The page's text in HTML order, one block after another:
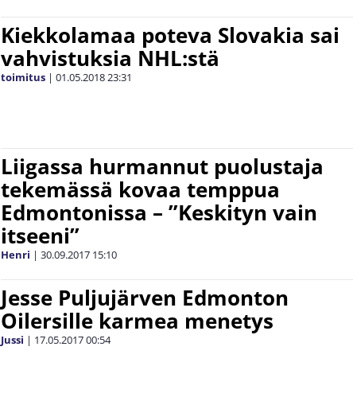
Kiekkolamaa poteva Slovakia sai
vahvistuksia NHL:stä
toimitus | 01.05.201823:31
Liigassa hurmannut puolustaja
tekemässä kovaa temppua
Edmontonissa – ”Keskityn vain
itseeni”
Henri | 30.09.2017 15:10
Jesse Puljujärven Edmonton
Oilersille karmea menetys
Jussi | 17.05.201700:54